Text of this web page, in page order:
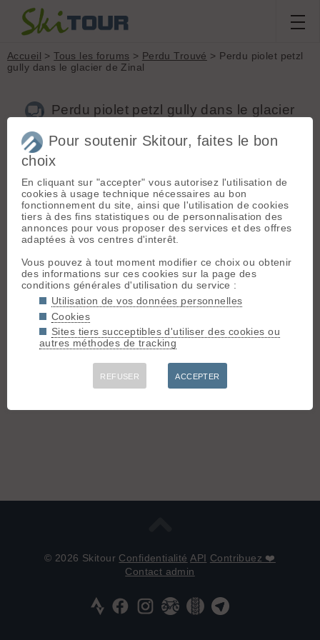
Accueil >Tous les forums > Perdu Trouvé > Perdu piolet petzl
gully dans le glacier de Zinal
Perdu piolet petzl gully dans le glacier
N
natacha.goubaud[1post] - Le 19/05/2025 21:54
Perdu le 19 mai dans la matinée, après la fin du glacier donc
dans les cailloux ! 😭
Connectez-vous pour poster
© 2026 Skitour Confidentialité API Contribuez ❤️
Contact admin
Pour soutenir Skitour, faites le bon
choix
En cliquant sur "accepter" vous autorisez l'utilisation de
cookies à usage technique nécessaires au bon
fonctionnement du site, ainsi que l'utilisation de cookies
tiers à des fins statistiques ou de personnalisation des
annonces pour vous proposer des services et des offres
adaptées à vos centres d'interêt.
Vous pouvez à tout moment modifier ce choix ou obtenir
des informations sur ces cookies sur la page des
conditions générales d'utilisation du service :
Utilisation de vos données personnelles
Cookies
Sites tiers succeptibles d'utiliser des cookies ou
autres méthodes de tracking
REFUSER ACCEPTER